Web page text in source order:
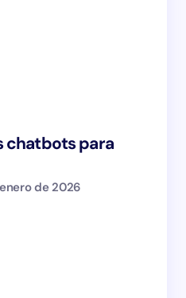
chatbots para
de 2026